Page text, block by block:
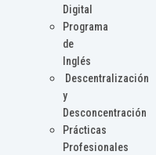
Digital
Programa
de
Inglés
Descentralización
y
Desconcentración
Prácticas
Profesionales